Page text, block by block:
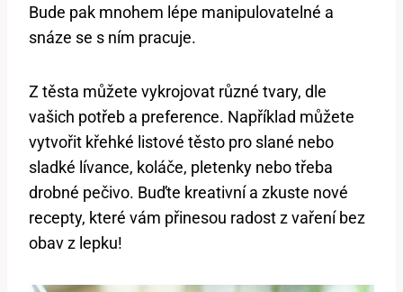
Bude pak mnohem lépe manipulovatelné a
snáze se s ním pracuje.
Z těsta můžete vykrojovat různé tvary, dle
vašich potřeb a preference. Například můžete
vytvořit křehké listové těsto pro slané nebo
sladké lívance, koláče, pletenky nebo třeba
drobné pečivo. Buďte kreativní a zkuste nové
recepty, které vám přinesou radost z vaření bez
obav z lepku!